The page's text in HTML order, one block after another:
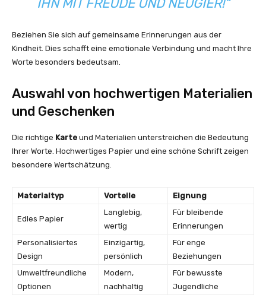
IHN MIT FREUDE UND NEUGIER!“
Beziehen Sie sich auf gemeinsame Erinnerungen aus der
Kindheit. Dies schafft eine emotionale Verbindung und macht Ihre
Worte besonders bedeutsam.
Auswahl von hochwertigen Materialien
und Geschenken
Die richtige Karte und Materialien unterstreichen die Bedeutung
Ihrer Worte. Hochwertiges Papier und eine schöne Schrift zeigen
besondere Wertschätzung.
Materialtyp Vorteile Eignung
Edles Papier
Langlebig,
wertig
Für bleibende
Erinnerungen
Personalisiertes
Design
Einzigartig,
persönlich
Für enge
Beziehungen
Umweltfreundliche
Optionen
Modern,
nachhaltig
Für bewusste
Jugendliche